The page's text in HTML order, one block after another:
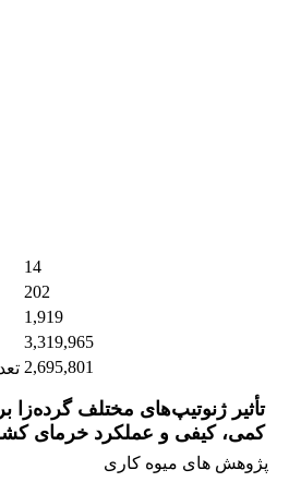
14
202
1,919
3,319,965
2,695,801
تأثیر ژنوتیپ‌های مختلف گرده‌زا
کمی، کیفی و عملکرد خرمای
پژوهش های میوه کاری